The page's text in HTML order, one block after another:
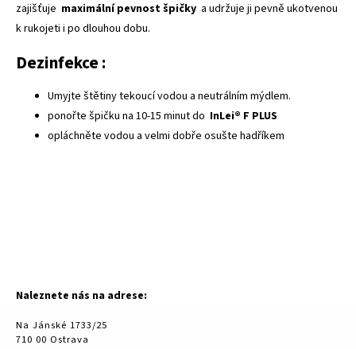
zajišťuje maximální pevnost špičky a udržuje ji pevně ukotvenou
k rukojeti i po dlouhou dobu.
Dezinfekce:
Umyjte štětiny tekoucí vodou a neutrálním mýdlem.
ponořte špičku na 10-15 minut do InLei® F PLUS
opláchněte vodou a velmi dobře osušte hadříkem
Naleznete nás na adrese:
Na Jánské 1733/25
710 00 Ostrava